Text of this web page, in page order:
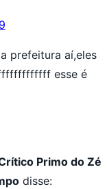
prefeitura aí,eles
esse é
Primo do Zé
disse: